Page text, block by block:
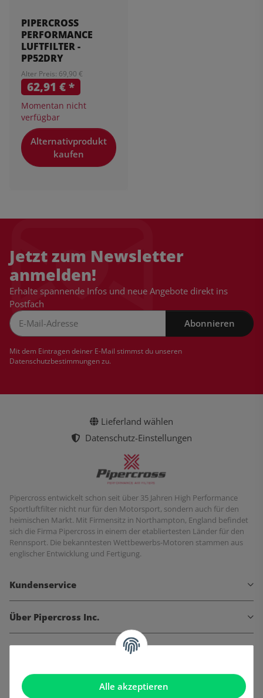
Alle akzeptieren
PIPERCROSS
PERFORMANCE
LUFTFILTER -
PP52DRY
Alter Preis: 69,90 €
62,91 €*
Momentan nicht
verfügbar
Alternativprodukt
kaufen
Jetzt zum Newsletter
anmelden!
Erhalte spannende Infos und neue Angebote direkt ins
Postfach
Abonnieren
Mit dem Eintragen deiner E-Mail stimmst du unseren
Datenschutzbestimmungenzu.
Lieferland wählen
Datenschutz-Einstellungen
Pipercross entwickelt schon seit über 35 Jahren High Performance
Sportluftfilter nicht nur für den Motorsport, sondern auch für den
heimischen Markt. Mit Firmensitz in Northampton, England befindet
sich die Firma Pipercross in einem der etabliertesten Länder für den
Rennsport. Die bekanntesten Wettbewerbs-Motoren stammen aus
englischer Entwicklung und Fertigung.
Kundenservice
Über Pipercross Inc.
Informationen
Gesetzliche Informationen